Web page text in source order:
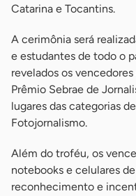
Catarina e Tocantins.
A cerimônia será
e estudantes de todo o
revelados os
Prêmio Sebrae de
lugares das categorias
Fotojornalismo.
Além do troféu, os
notebooks e celulares
reconhecimento e